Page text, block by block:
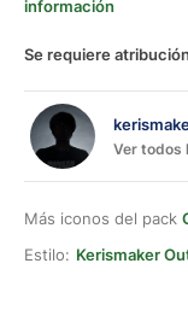
información
Se requiere atribución
Ver todos
Más iconos del pack
Estilo: Kerismaker